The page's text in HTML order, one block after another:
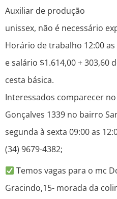
Auxiliar de produção
unissex, não é necessário
Horário de trabalho 12:00
e salário $1.614,00 + 303,60
cesta básica.
Interessados comparecer
Gonçalves 1339 no bairro
segunda à sexta 09:00 as
(34) 9679-4382;
Temos vagas para o mc
Gracindo,15- morada da